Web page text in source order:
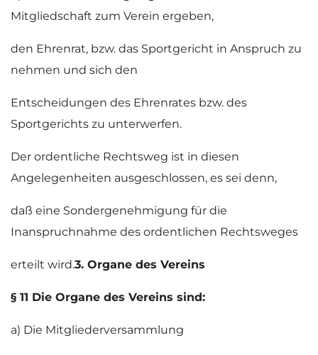
Mitgliedschaft zum Verein ergeben,
den Ehrenrat, bzw. das Sportgericht in Anspruch zu
nehmen und sich den
Entscheidungen des Ehrenrates bzw. des
Sportgerichts zu unterwerfen.
Der ordentliche Rechtsweg ist in diesen
Angelegenheiten ausgeschlossen, es sei denn,
daß eine Sondergenehmigung für die
Inanspruchnahme des ordentlichen Rechtsweges
erteilt wird.3. Organe des Vereins
§ 11 Die Organe des Vereins sind:
a) Die Mitgliederversammlung